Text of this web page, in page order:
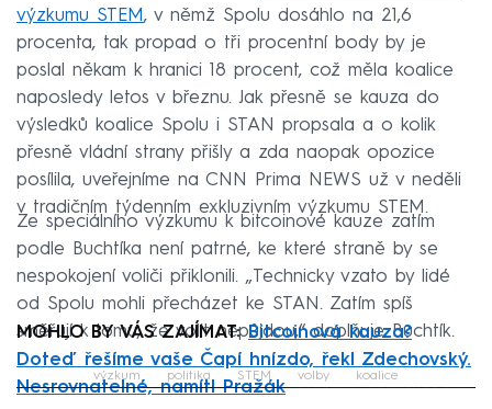
výzkumu STEM, v němž Spolu dosáhlo na 21,6
procenta, tak propad o tři procentní body by je
poslal někam k hranici 18 procent, což měla koalice
naposledy letos v březnu. Jak přesně se kauza do
výsledků koalice Spolu i STAN propsala a o kolik
přesně vládní strany přišly a zda naopak opozice
posílila, uveřejníme na CNN Prima NEWS už v neděli
v tradičním týdenním exkluzivním výzkumu STEM.
Ze speciálního výzkumu k bitcoinové kauze zatím
podle Buchtíka není patrné, ke které straně by se
nespokojení voliči přiklonili. „Technicky vzato by lidé
od Spolu mohli přecházet ke STAN. Zatím spíš
směřují k tomu, že volit nepůjdou,“ doplňuje Buchtík.
MOHLO BY VÁS ZAJÍMAT:Bitcoinová kauza?
Doteď řešíme vaše Čapí hnízdo, řekl Zdechovský.
Nesrovnatelné, namítl Pražák
výzkum politika STEM volby koalice